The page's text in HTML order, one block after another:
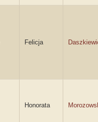
Felicja
Honorata